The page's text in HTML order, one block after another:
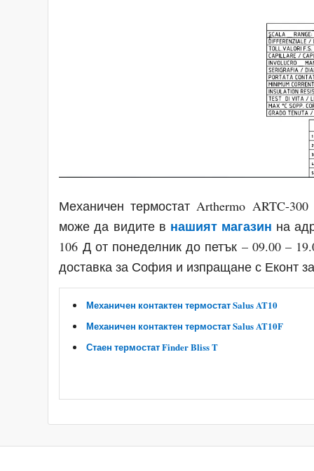
Механичен термостат Arthermo ARTC-
може да видите в нашият магазин на
106 Д от понеделник до петък – 09.00 –
доставка за София и изпращане с Еконт
Механичен контактен термостат Salus AT10
Механичен контактен термостат Salus AT10F
Стаен термостат Finder Bliss T